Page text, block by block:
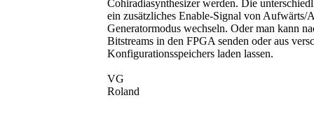
Cohiradiasynthesizer werden. Die
ein zusätzliches Enable-Signal von
Generatormodus wechseln. Oder man kann
Bitstreams in den FPGA senden oder aus
Konfigurationsspeichers laden lassen.
VG
Roland